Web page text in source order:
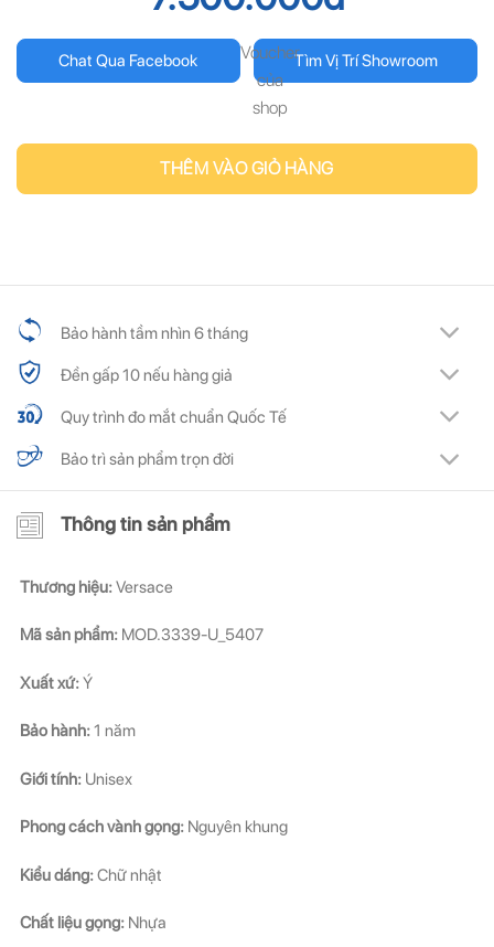
Chat Qua Facebook Tìm Vị Trí Showroom
Voucher
của
shop
THÊM VÀO GIỎ HÀNG
Bảo hành tầm nhìn 6 tháng
Đền gấp 10 nếu hàng giả
Quy trình đo mắt chuẩn Quốc Tế
Bảo trì sản phẩm trọn đời
Thông tin sản phẩm
Thương hiệu:Versace
Mã sản phẩm: MOD.3339-U_5407
Xuất xứ:Ý
Bảo hành:1 năm
Giới tính: Unisex
Phong cách vành gọng: Nguyên khung
Kiểu dáng:Chữ nhật
Chất liệu gọng: Nhựa